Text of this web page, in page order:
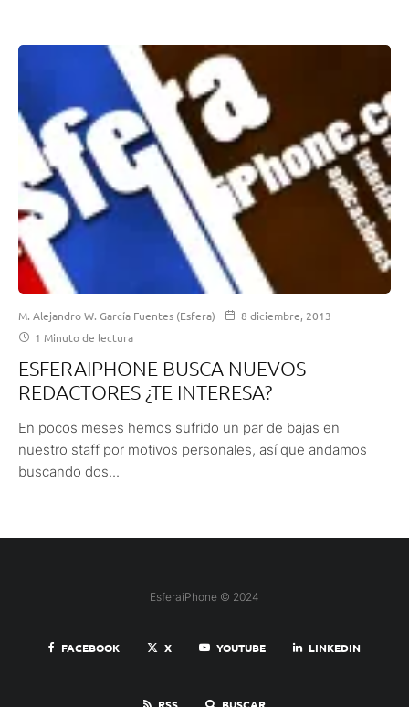
M. Alejandro W. García Fuentes (Esfera)
8 diciembre, 2013
1 Minuto de lectura
ESFERAIPHONE BUSCA NUEVOS
REDACTORES ¿TE INTERESA?
En pocos meses hemos sufrido un par de bajas en
nuestro staff por motivos personales, así que andamos
buscando dos...
EsferaiPhone © 2024
FACEBOOK X YOUTUBE LINKEDIN
RSS BUSCAR